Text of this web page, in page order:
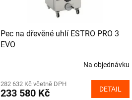
Pec na dřevěné uhlí ESTRO PRO 3
EVO
Na objednávku
282 632 Kč včetně DPH
233 580 Kč DETAIL